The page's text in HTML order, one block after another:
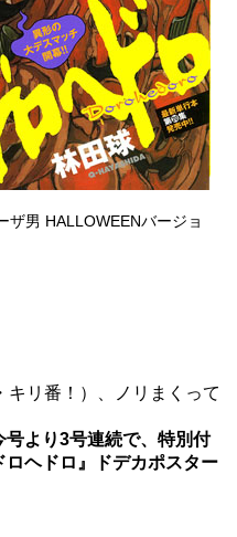
ザ男 HALLOWEENバージョ
キリ番！）、ノリまくって
号より3号連続で、特別付
ヘドロ』ドデカポスター